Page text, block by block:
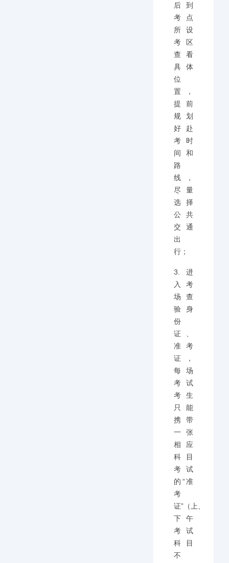
后到
考点
所设
考区
查看
具体
位
置，
提前
规划
好赴
考时
间和
路
线，
尽量
选择
公共
交通
出
行；
3.进
入考
场查
验身
份
证、
准考
证，
每场
考试
考生
只能
携带
一张
相应
科目
考试
的“准
考
证”（上、
下午
考试
科目
不